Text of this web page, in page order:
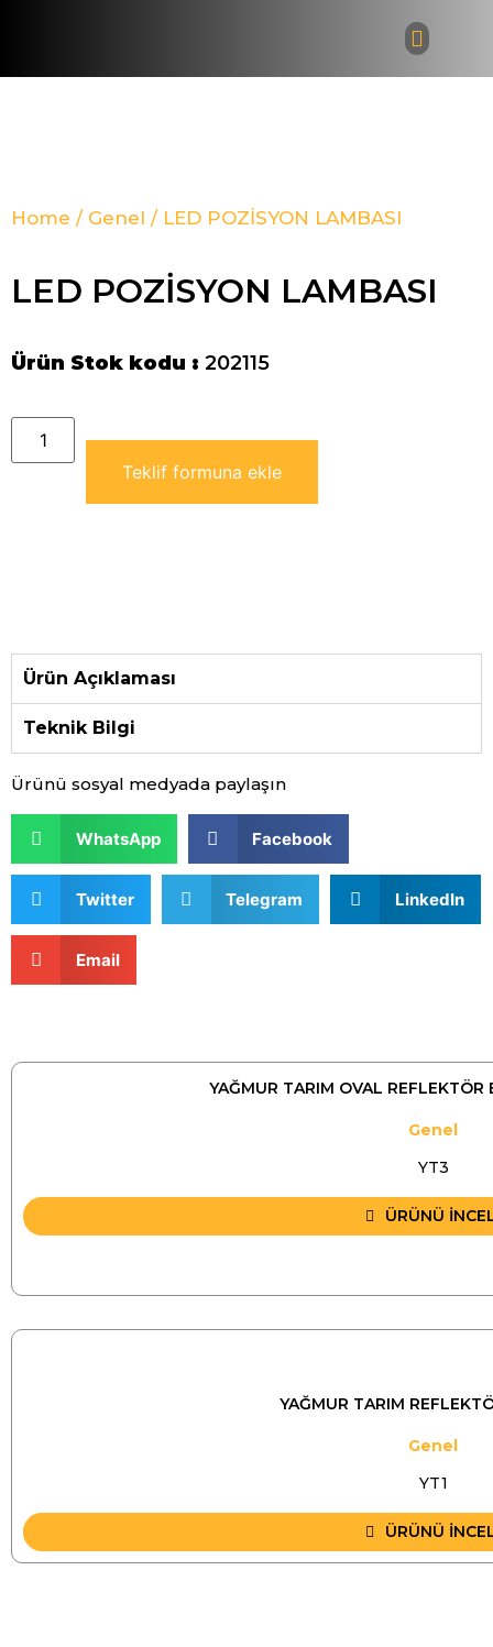
Home / Genel / LED POZİSYON LAMBASI
LED POZİSYON LAMBASI
Ürün Stok kodu : 202115
Teklif formuna ekle
Ürün Açıklaması
Teknik Bilgi
Ürünü sosyal medyada paylaşın
WhatsApp Facebook
Twitter Telegram LinkedIn
Email
YAĞMUR TARIM OVAL REFLEKTÖR
Genel
YT3
ÜRÜNÜ
YAĞMUR TARIM
Genel
YT1
ÜRÜNÜ